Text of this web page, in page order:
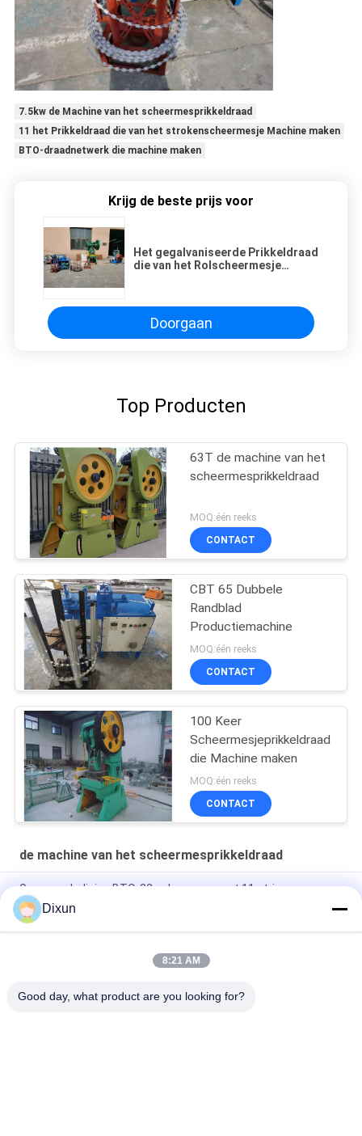
7.5kw de Machine van het scheermesprikkeldraad
11 het Prikkeldraad die van het strokenscheermesje Machine maken
BTO-draadnetwerk die machine maken
Krijg de beste prijs voor
Het gegalvaniseerde Prikkeldraad
die van het Rolscheermesje
Doorgaan
Top Producten
63T de machine van het
scheermesprikkeldraad
MOQ:één reeks
CONTACT
CBT 65 Dubbele
Randblad
Productiemachine
MOQ:één reeks
CONTACT
100 Keer
Scheermesjeprikkeldraad
die Machine maken
MOQ:één reeks
CONTACT
de machine van het scheermesprikkeldraad
Grensverdediging BTO-22 scheerapparaat 11 strips
scheerapparaat prikkeldraad
Punch Druk 63T BTO-22 11 Strips Razor Wire Making Machine
Productiesnelheid 220-280m/h 9 strips BTO-22 Razor Barbed
Dixun
8:21 AM
Good day, what product are you looking for?